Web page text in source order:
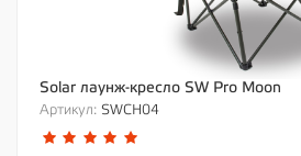
Solar лаунж-кресло SW Pro Moon
Артикул: SWCH04